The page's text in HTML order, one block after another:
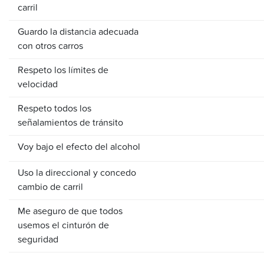
carril
Guardo la distancia adecuada
con otros carros
Respeto los límites de
velocidad
Respeto todos los
señalamientos de tránsito
Voy bajo el efecto del alcohol
Uso la direccional y concedo
cambio de carril
Me aseguro de que todos
usemos el cinturón de
seguridad